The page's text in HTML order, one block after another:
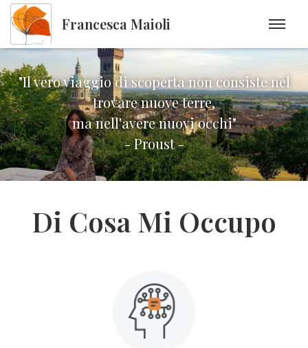
Francesca Maioli
"Il vero viaggio di scoperta non consiste nel
trovare nuove terre,
ma nell'avere nuovi occhi"
- Proust -
Di Cosa Mi Occupo